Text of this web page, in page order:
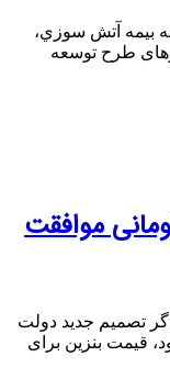
بيمه آتش سوزي،
طرح توسعه
۱۰ هزار تومانی موافقت
تصمیم جدید دولت
قیمت بنزین برای